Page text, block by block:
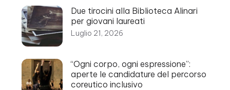
Due tirocini alla Biblioteca Alinari
per giovani laureati
Luglio 21, 2026
“Ogni corpo, ogni espressione”:
aperte le candidature del percorso
coreutico inclusivo